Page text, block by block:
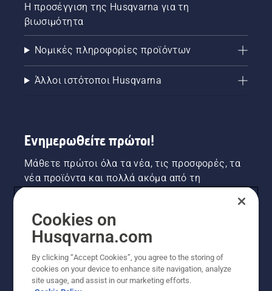
Η προσέγγιση της Husqvarna για τη
βιωσιμότητα
Νομικές πληροφορίες προϊόντων
Άλλοι ιστότοποι Husqvarna
Ενημερωθείτε πρώτοι!
Μάθετε πρώτοι όλα τα νέα, τις προσφορές, τα
νέα προϊόντα και πολλά ακόμα από τη
ΕΓΓΡΑΦΉ ΣΤΟ ΕΝΗΜΕΡΩΤΙΚΌ ΔΕΛΤΊΟ
Cookies on
Husqvarna.com
By clicking “Accept Cookies”, you agree to the storing of
cookies on your device to enhance site navigation, analyze
site usage, and assist in our marketing efforts.